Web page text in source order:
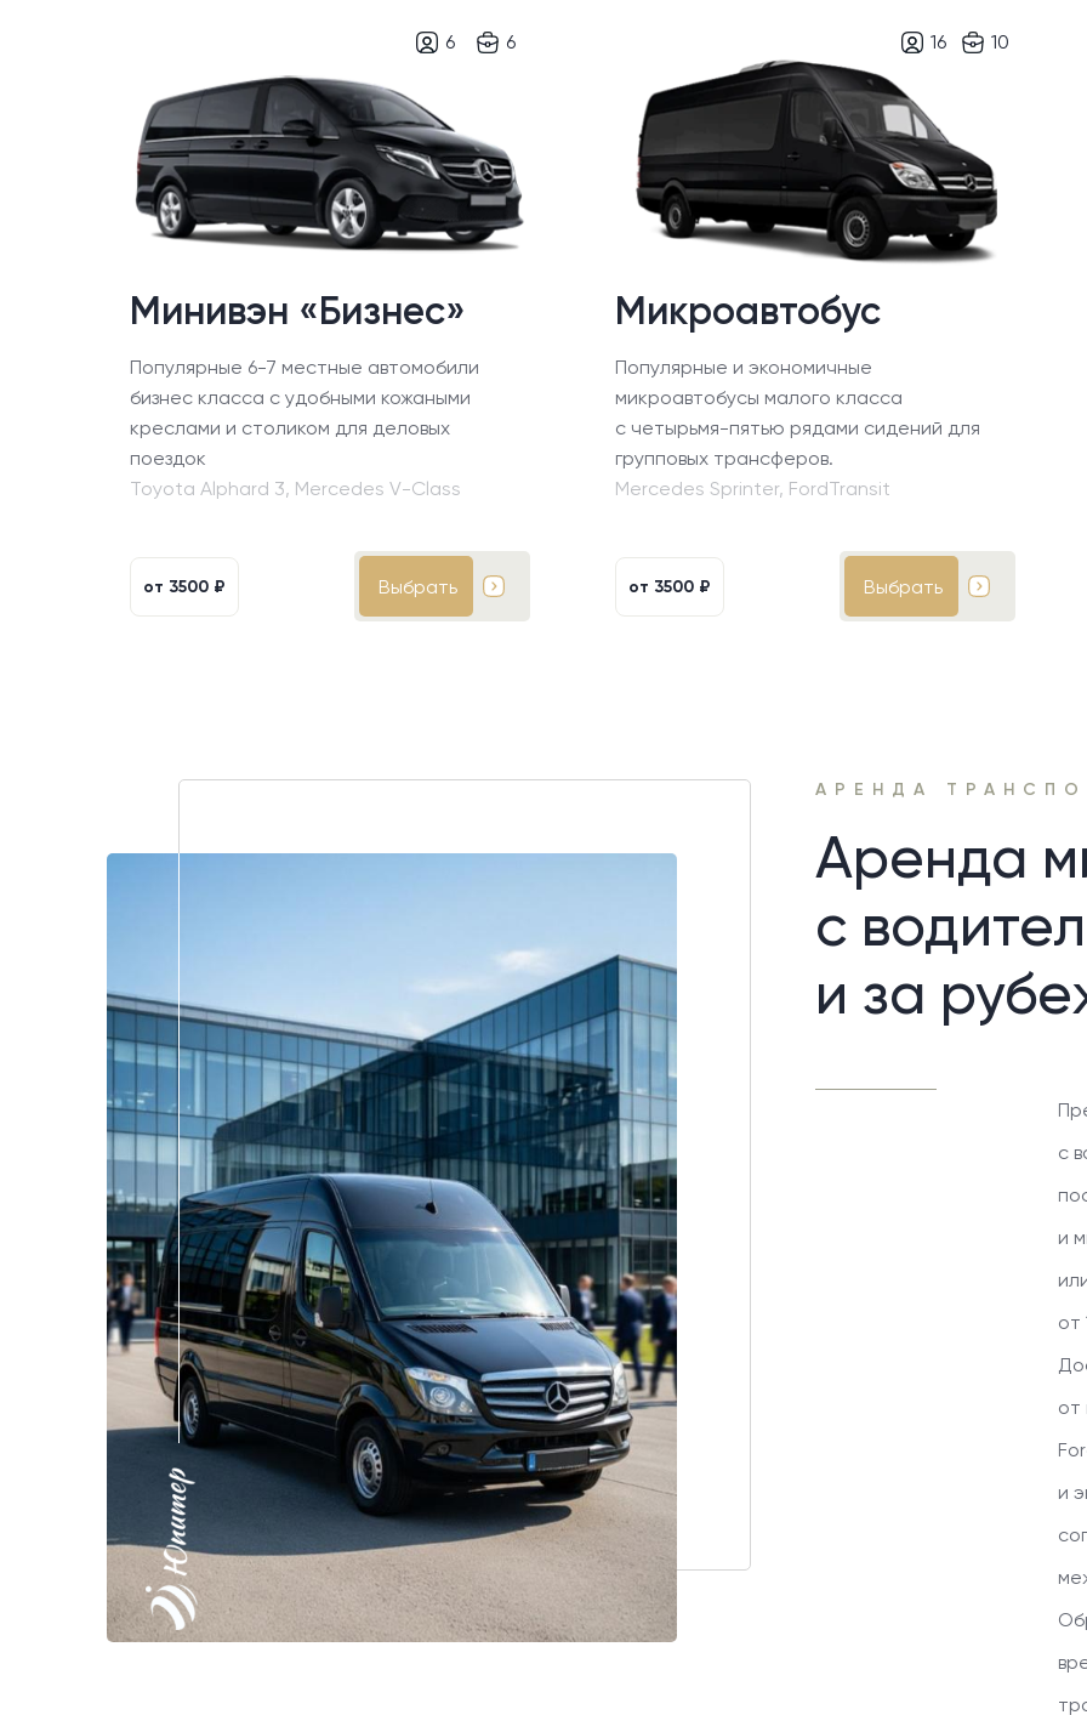
6 6
Минивэн «Бизнес»
Популярные 6-7 местные автомобили
бизнес класса с удобными кожаными
креслами и столиком для деловых
поездок
Toyota Alphard 3, Mercedes V-Class
от 3500 ₽ Выбрать
16 10
Микроавтобус
Популярные и экономичные
микроавтобусы малого класса
с четырьмя-пятью рядами сидений для
групповых трансферов.
Mercedes Sprinter, FordTransit
от 3500 ₽ Выбрать
АРЕНДА
Аренда
с
и за
с
и
от
от
и